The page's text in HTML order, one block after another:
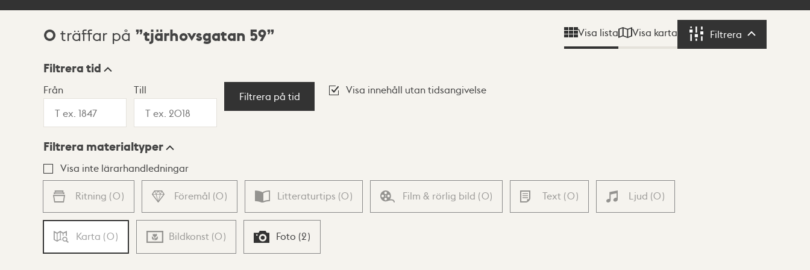
Sökresultat
0 träffar på tjärhovsgatan 59 Visa lista Visa karta Filtrera Filtrera
Visningsläge
Lista Karta
Filtrera tid
Från Till
Filtrera på tid
Visa innehåll utan tidsangivelse
Filtrera materialtyper
Visa inte lärarhandledningar
Ritning (0) Föremål (0) Litteraturtips (0) Film & rörlig bild (0) Text (0) Ljud (0)
Karta (0) Bildkonst (0) Foto (2)